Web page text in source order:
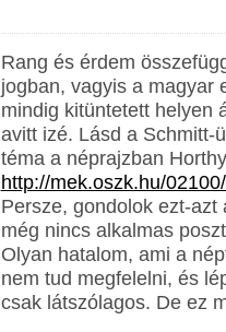
Rang és érdem
jogban, vagyis a magyar
mindig kitüntetett helyen
avitt izé. Lásd a Schmitt-
téma a néprajzban
http://mek.oszk.hu/
Persze, gondolok ezt-azt
még nincs alkalmas
Olyan hatalom, ami a
nem tud megfelelni, és
csak látszólagos. De ez